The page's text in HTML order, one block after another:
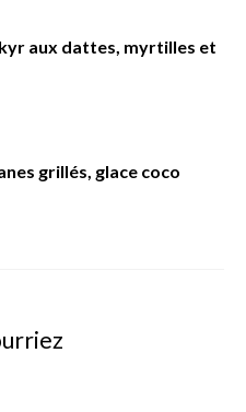
aux dattes, myrtilles et
grillés, glace coco